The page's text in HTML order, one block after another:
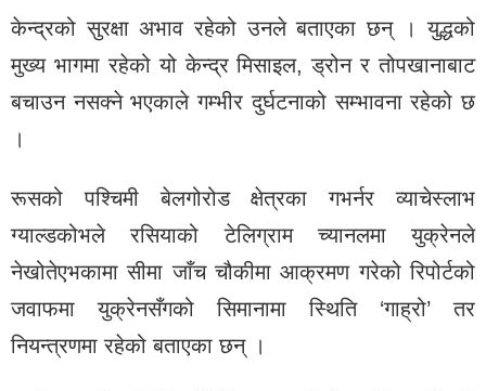
केन्द्रको सुरक्षा अभाव रहेको उनले बताएका छन् । युद्धको
मुख्य भागमा रहेको यो केन्द्र मिसाइल, ड्रोन र तोपखानाबाट
बचाउन नसक्ने भएकाले गम्भीर दुर्घटनाको सम्भावना रहेको छ
।
रूसको पश्चिमी बेलगोरोड क्षेत्रका गभर्नर व्याचेस्लाभ
ग्याल्डकोभले रसियाको टेलिग्राम च्यानलमा युक्रेनले
नेखोतेएभकामा सीमा जाँच चौकीमा आक्रमण गरेको रिपोर्टको
जवाफमा युक्रेनसँगको सिमानामा स्थिति ‘गाह्रो’ तर
नियन्त्रणमा रहेको बताएका छन् ।